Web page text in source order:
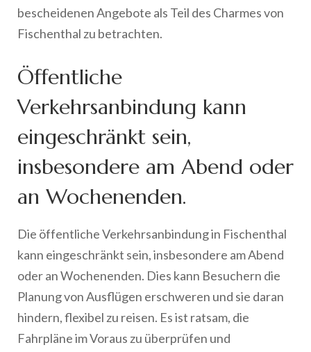
bescheidenen Angebote als Teil des Charmes von
Fischenthal zu betrachten.
Öffentliche
Verkehrsanbindung kann
eingeschränkt sein,
insbesondere am Abend oder
an Wochenenden.
Die öffentliche Verkehrsanbindung in Fischenthal
kann eingeschränkt sein, insbesondere am Abend
oder an Wochenenden. Dies kann Besuchern die
Planung von Ausflügen erschweren und sie daran
hindern, flexibel zu reisen. Es ist ratsam, die
Fahrpläne im Voraus zu überprüfen und